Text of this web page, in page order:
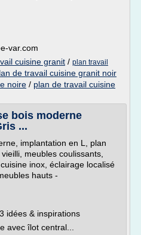
var.com
cuisine granit / plan travail
de travail cuisine granit noir
noire / plan de travail cuisine
bois moderne
...
implantation en L, plan
meubles coulissants,
inox, éclairage localisé
hauts -
idées & inspirations
avec îlot central...